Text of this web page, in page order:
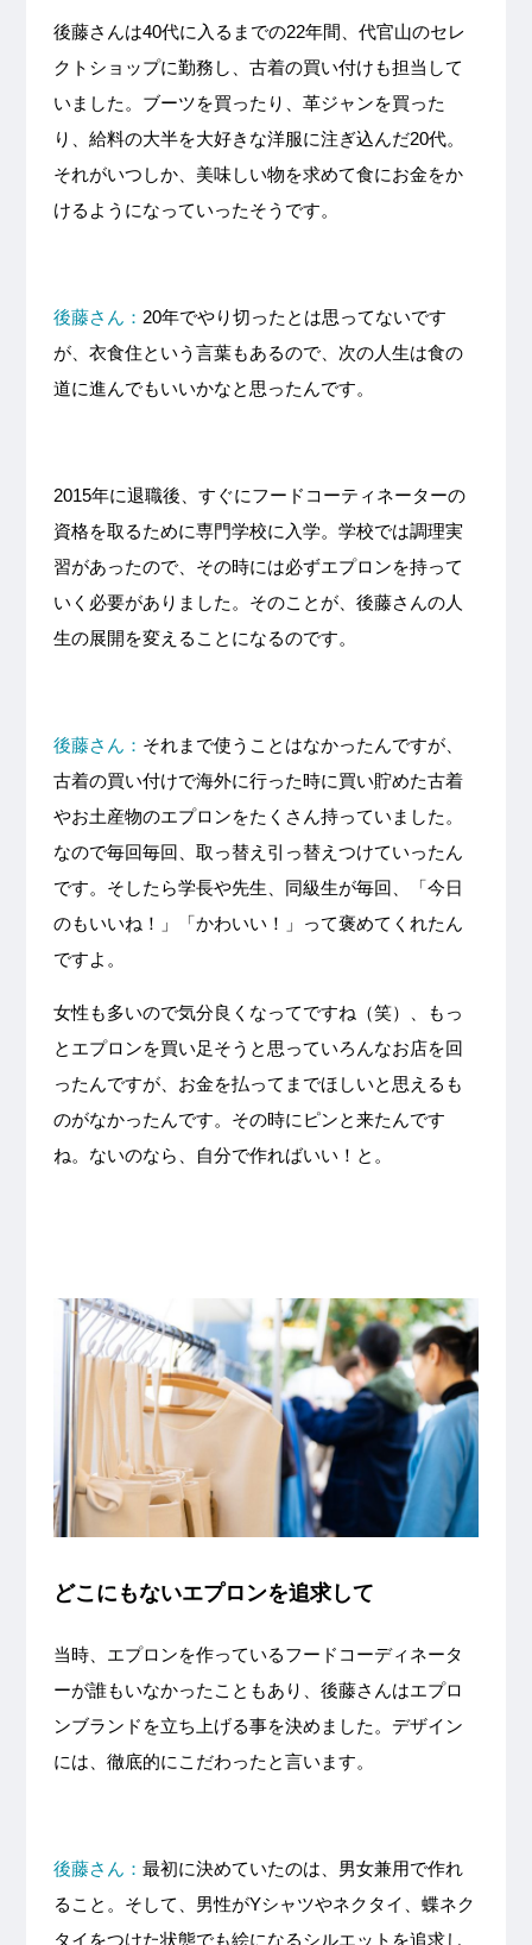
後藤さんは40代に入るまでの22年間、代官山のセレ
クトショップに勤務し、古着の買い付けも担当して
いました。ブーツを買ったり、革ジャンを買った
り、給料の大半を大好きな洋服に注ぎ込んだ20代。
それがいつしか、美味しい物を求めて食にお金をか
けるようになっていったそうです。
後藤さん： 20年でやり切ったとは思ってないです
が、衣食住という言葉もあるので、次の人生は食の
道に進んでもいいかなと思ったんです。
2015年に退職後、すぐにフードコーティネーターの
資格を取るために専門学校に入学。学校では調理実
習があったので、その時には必ずエプロンを持って
いく必要がありました。そのことが、後藤さんの人
生の展開を変えることになるのです。
後藤さん： それまで使うことはなかったんですが、
古着の買い付けで海外に行った時に買い貯めた古着
やお土産物のエプロンをたくさん持っていました。
なので毎回毎回、取っ替え引っ替えつけていったん
です。そしたら学長や先生、同級生が毎回、「今日
のもいいね！」「かわいい！」って褒めてくれたん
ですよ。
女性も多いので気分良くなってですね（笑）、もっ
とエプロンを買い足そうと思っていろんなお店を回
ったんですが、お金を払ってまでほしいと思えるも
のがなかったんです。その時にピンと来たんです
ね。ないのなら、自分で作ればいい！と。
どこにもないエプロンを追求して
当時、エプロンを作っているフードコーディネータ
ーが誰もいなかったこともあり、後藤さんはエプロ
ンブランドを立ち上げる事を決めました。デザイン
には、徹底的にこだわったと言います。
後藤さん： 最初に決めていたのは、男女兼用で作れ
ること。そして、男性がYシャツやネクタイ、蝶ネク
タイをつけた状態でも絵になるシルエットを追求し